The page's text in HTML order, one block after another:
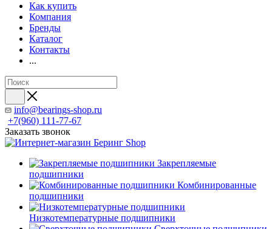
Как купить
Компания
Бренды
Каталог
Контакты
...
info@bearings-shop.ru
+7(960) 111-77-67
Заказать звонок
Закрепляемые
подшипники
Комбинированные
подшипники
Низкотемпературные подшипники